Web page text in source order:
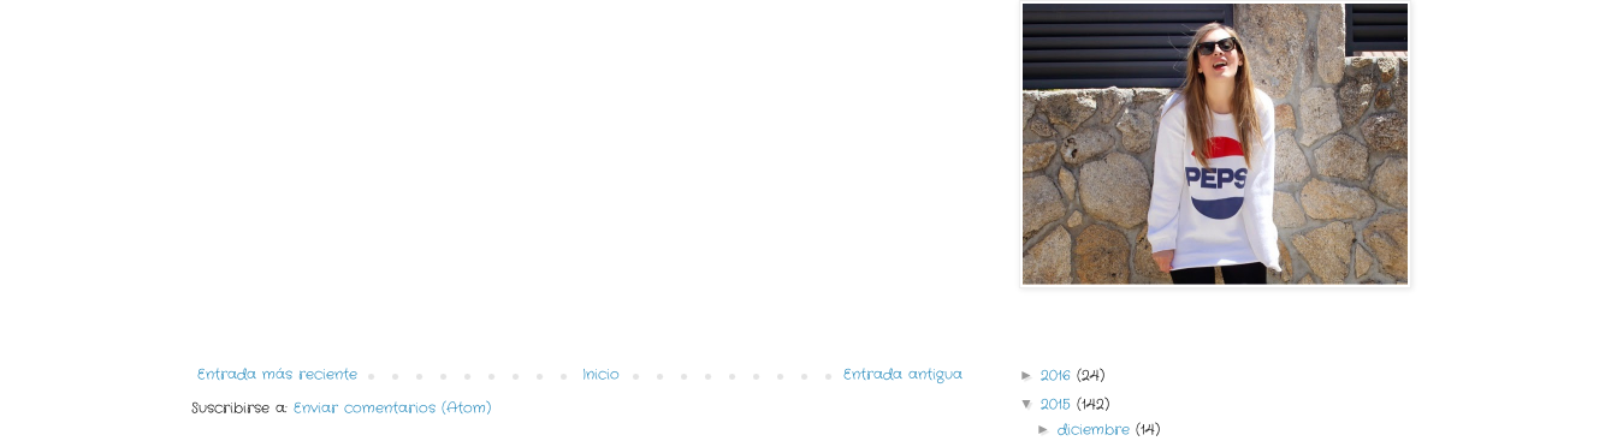
Entrada más reciente Entrada antigua
Inicio
Suscribirse a: Enviar comentarios (Atom)
► 2016 (24)
▼ 2015 (142)
►diciembre(14)